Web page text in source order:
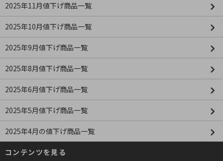
2025年11月値下げ商品一覧
2025年10月値下げ商品一覧
2025年9月値下げ商品一覧
2025年8月値下げ商品一覧
2025年6月値下げ商品一覧
2025年5月値下げ商品一覧
2025年4月の値下げ商品一覧
コンテンツを見る